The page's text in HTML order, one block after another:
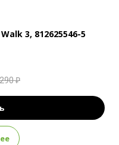
3, 812625546-5
₽